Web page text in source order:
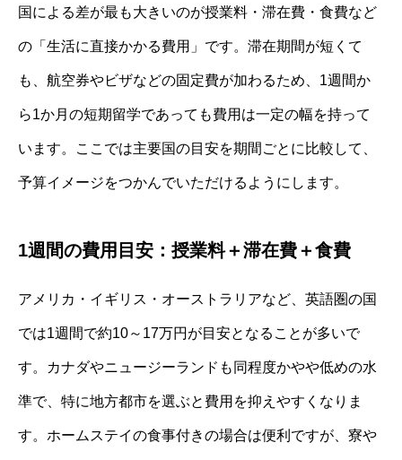
国による差が最も大きいのが授業料・滞在費・食費など
の「生活に直接かかる費用」です。滞在期間が短くて
も、航空券やビザなどの固定費が加わるため、1週間か
ら1か月の短期留学であっても費用は一定の幅を持って
います。ここでは主要国の目安を期間ごとに比較して、
予算イメージをつかんでいただけるようにします。
1週間の費用目安：授業料＋滞在費＋食費
アメリカ・イギリス・オーストラリアなど、英語圏の国
では1週間で約10～17万円が目安となることが多いで
す。カナダやニュージーランドも同程度かやや低めの水
準で、特に地方都市を選ぶと費用を抑えやすくなりま
す。ホームステイの食事付きの場合は便利ですが、寮や